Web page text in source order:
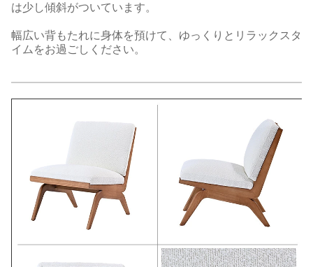
は少し傾斜がついています。
幅広い背もたれに身体を預けて、ゆっくりとリラックスタ
イムをお過ごしください。